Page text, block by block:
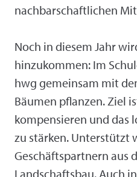
nachbarschaftlichen
Noch in diesem Jahr
hinzukommen: Im
hwg gemeinsam mit
Bäumen pflanzen. Ziel
kompensieren und das
zu stärken. Unterstützt
Geschäftspartnern aus
Landschaftsbau. Auch